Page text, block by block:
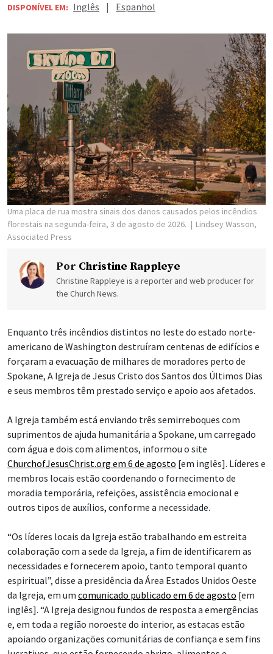
DISPONÍVEL EM: Inglês | Espanhol
Uma placa de rua mostra sinais dos danos causados pelos incêndios
florestais na segunda-feira, 3 de agosto de 2026.
Lindsey Wasson,
Associated Press
Por Christine Rappleye
Christine Rappleye is a reporter and web producer for
the Church News.
Enquanto três incêndios distintos no leste do estado norte-
americano de Washington destruíram centenas de edifícios e
forçaram a evacuação de milhares de moradores perto de
Spokane, A Igreja de Jesus Cristo dos Santos dos Últimos Dias
e seus membros têm prestado serviço e apoio aos afetados.
A Igreja também está enviando três semirreboques com
suprimentos de ajuda humanitária a Spokane, um carregado
com água e dois com alimentos, informou o site
ChurchofJesusChrist.org em 6 de agosto [em inglês]. Líderes e
membros locais estão coordenando o fornecimento de
moradia temporária, refeições, assistência emocional e
outros tipos de auxílios, conforme a necessidade.
“Os líderes locais da Igreja estão trabalhando em estreita
colaboração com a sede da Igreja, a fim de identificarem as
necessidades e fornecerem apoio, tanto temporal quanto
espiritual”, disse a presidência da Área Estados Unidos Oeste
da Igreja, em um comunicado publicado em 6 de agosto [em
inglês]. “A Igreja designou fundos de resposta a emergências
e, em toda a região noroeste do interior, as estacas estão
apoiando organizações comunitárias de confiança e sem fins